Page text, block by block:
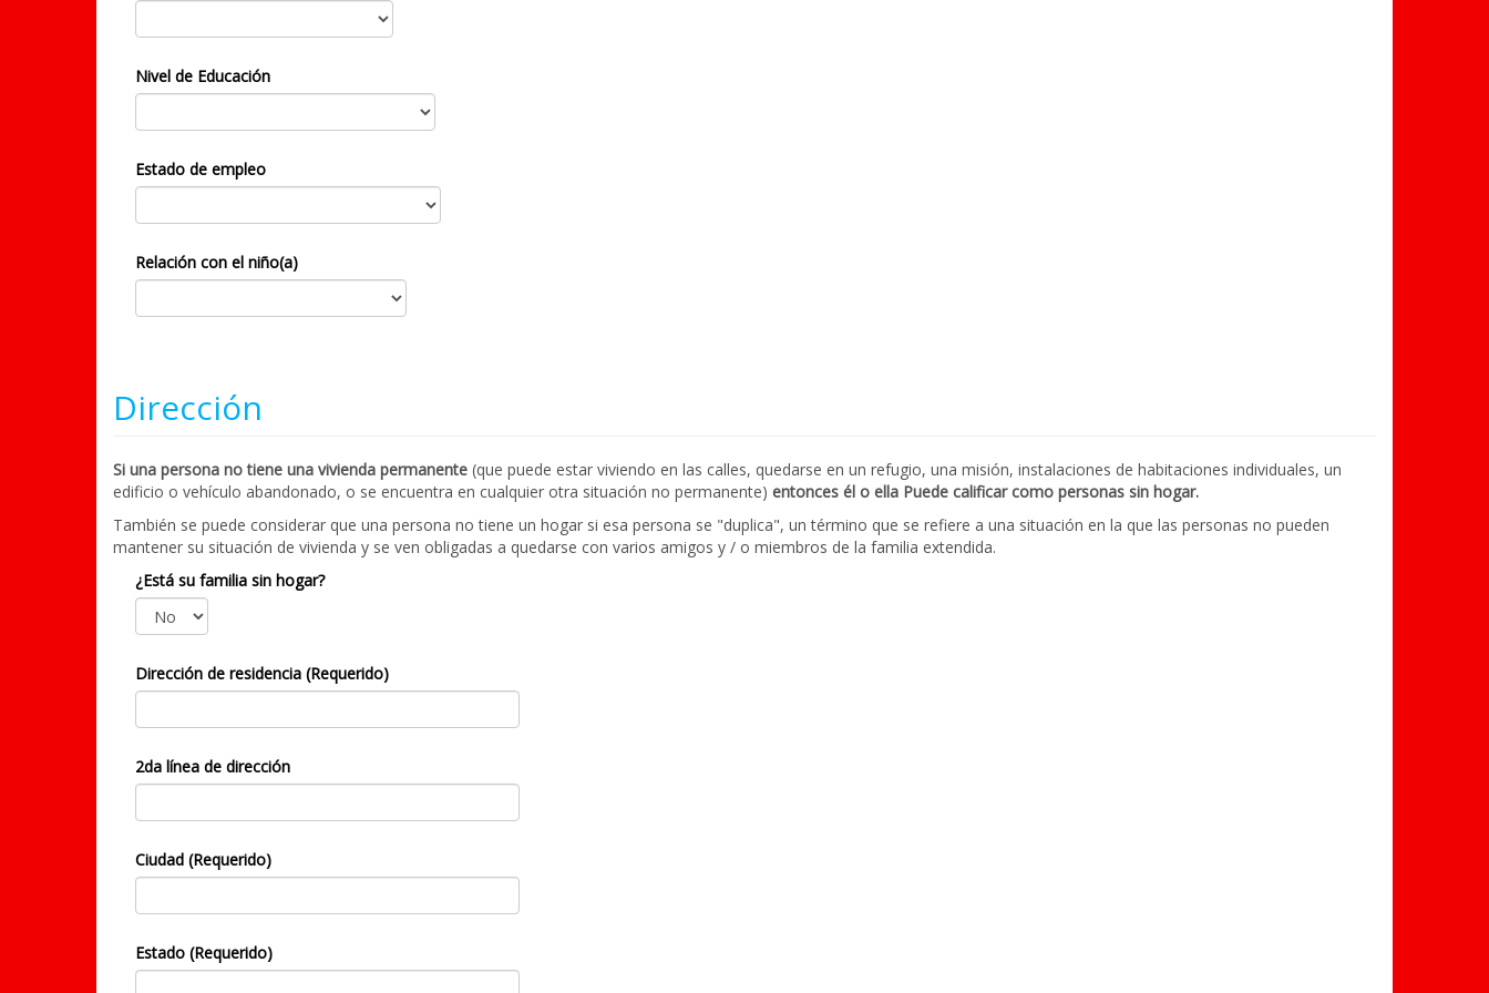
Nivel de Educación
Estado de empleo
Relación con el niño(a)
Dirección
Si una persona no tiene una vivienda permanente (que puede estar viviendo en las calles, quedarse en un refugio, una misión, instalaciones de habitaciones individuales, un
edificio o vehículo abandonado, o se encuentra en cualquier otra situación no permanente) entonces él o ella Puede calificar como personas sin hogar.
También se puede considerar que una persona no tiene un hogar si esa persona se "duplica", un término que se refiere a una situación en la que las personas no pueden
mantener su situación de vivienda y se ven obligadas a quedarse con varios amigos y / o miembros de la familia extendida.
¿Está su familia sin hogar?
Dirección de residencia (Requerido)
2da línea de dirección
Ciudad (Requerido)
Estado (Requerido)